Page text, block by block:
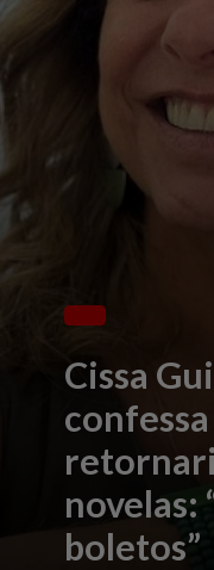
Cissa
novelas:
boletos”